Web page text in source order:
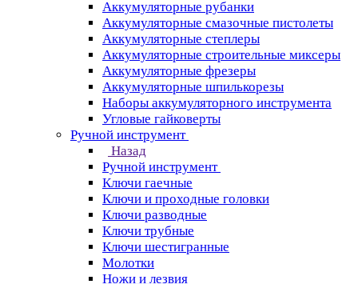
Аккумуляторные рубанки
Аккумуляторные смазочные пистолеты
Аккумуляторные степлеры
Аккумуляторные строительные миксеры
Аккумуляторные фрезеры
Аккумуляторные шпилькорезы
Наборы аккумуляторного инструмента
Угловые гайковерты
Ручной инструмент
Назад
Ручной инструмент
Ключи гаечные
Ключи и проходные головки
Ключи разводные
Ключи трубные
Ключи шестигранные
Молотки
Ножи и лезвия